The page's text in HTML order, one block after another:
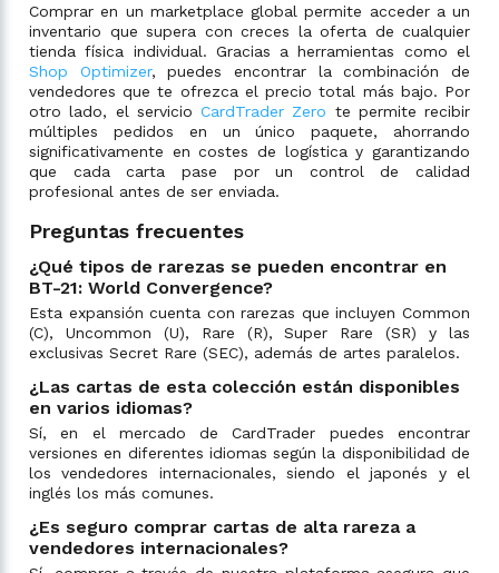
Comprar en un marketplace global permite acceder a un
inventario que supera con creces la oferta de cualquier
tienda física individual. Gracias a herramientas como el
Shop Optimizer, puedes encontrar la combinación de
vendedores que te ofrezca el precio total más bajo. Por
otro lado, el servicio CardTrader Zero te permite recibir
múltiples pedidos en un único paquete, ahorrando
significativamente en costes de logística y garantizando
que cada carta pase por un control de calidad
profesional antes de ser enviada.
Preguntas frecuentes
¿Qué tipos de rarezas se pueden encontrar en
BT-21: World Convergence?
Esta expansión cuenta con rarezas que incluyen Common
(C), Uncommon (U), Rare (R), Super Rare (SR) y las
exclusivas Secret Rare (SEC), además de artes paralelos.
¿Las cartas de esta colección están disponibles
en varios idiomas?
Sí, en el mercado de CardTrader puedes encontrar
versiones en diferentes idiomas según la disponibilidad de
los vendedores internacionales, siendo el japonés y el
inglés los más comunes.
¿Es seguro comprar cartas de alta rareza a
vendedores internacionales?